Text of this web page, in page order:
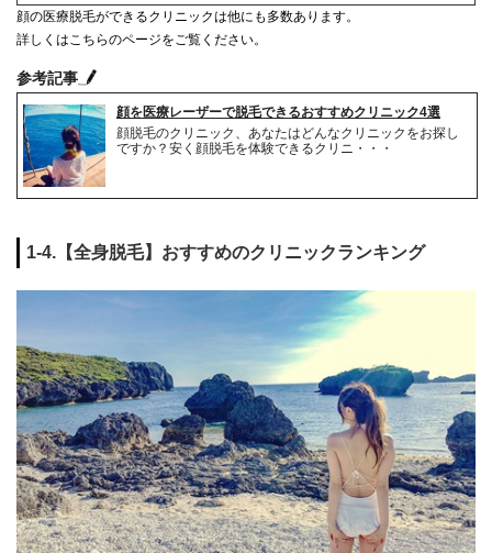
顔の医療脱毛ができるクリニックは他にも多数あります。
詳しくはこちらのページをご覧ください。
参考記事
顔を医療レーザーで脱毛できるおすすめクリニック4選
顔脱毛のクリニック、あなたはどんなクリニックをお探し
ですか？安く顔脱毛を体験できるクリニ・・・
1-4.【全身脱毛】おすすめのクリニックランキング